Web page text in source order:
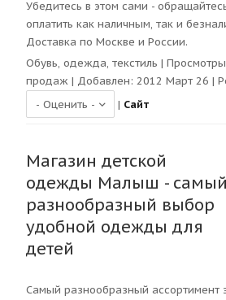
Убедитесь в этом сами -
оплатить как наличным, так и
Доставка по Москве и России.
Обувь, одежда, текстиль |
продаж | Добавлен: 2012 Март 26 |
| Сайт
Магазин детской
одежды Малыш - самый
разнообразный выбор
удобной одежды для
детей
Самый разнообразный ассортимент